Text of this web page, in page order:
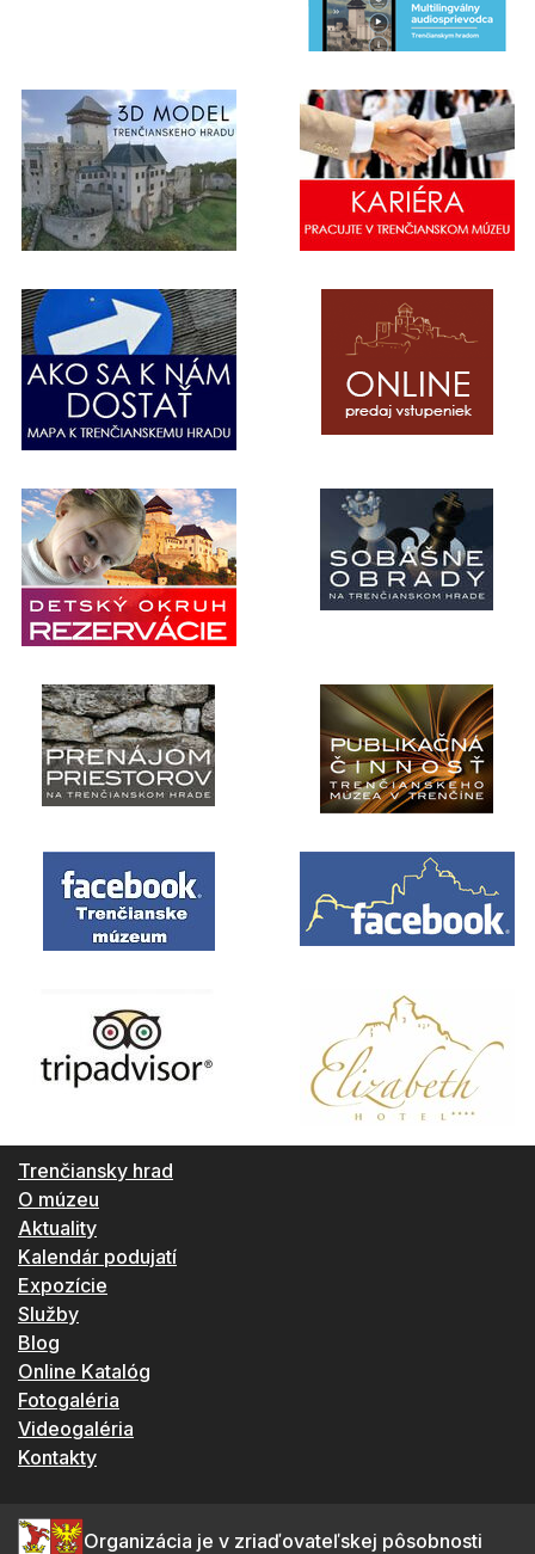
Trenčiansky hrad
O múzeu
Aktuality
Kalendár podujatí
Expozície
Služby
Blog
Online Katalóg
Fotogaléria
Videogaléria
Kontakty
Organizácia je v zriaďovateľskej pôsobnosti